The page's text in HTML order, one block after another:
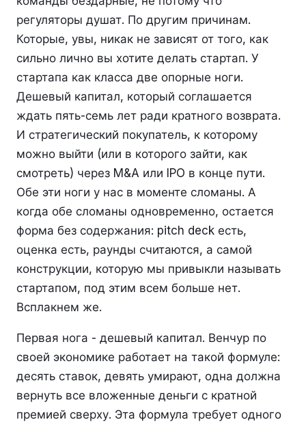
регуляторы душат. По другим причинам.
Которые, увы, никак не зависят от того, как
сильно лично вы хотите делать стартап. У
стартапа как класса две опорные ноги.
Дешевый капитал, который соглашается
ждать пять-семь лет ради кратного возврата.
И стратегический покупатель, к которому
можно выйти (или в которого зайти, как
смотреть) через M&A или IPO в конце пути.
Обе эти ноги у нас в моменте сломаны. А
когда обе сломаны одновременно, остается
форма без содержания: pitch deck есть,
оценка есть, раунды считаются, а самой
конструкции, которую мы привыкли называть
стартапом, под этим всем больше нет.
Всплакнем же.
Первая нога - дешевый капитал. Венчур по
своей экономике работает на такой формуле:
десять ставок, девять умирают, одна должна
вернуть все вложенные деньги с кратной
премией сверху. Эта формула требует одного